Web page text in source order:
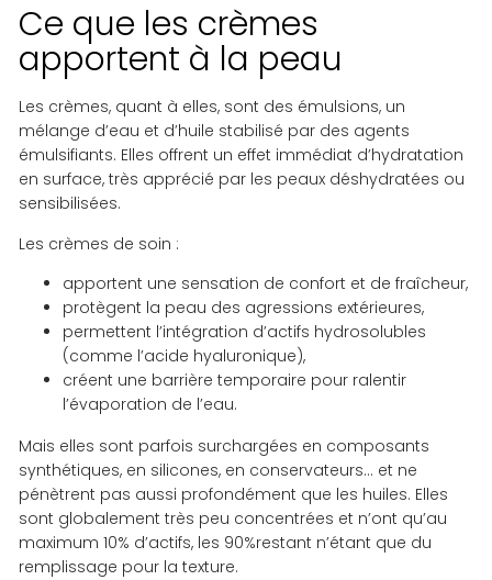
Ce que les crèmes
apportent à la peau
Les crèmes, quant à elles, sont des émulsions, un
mélange d’eau et d’huile stabilisé par des agents
émulsifiants. Elles offrent un effet immédiat d’hydratation
en surface, très apprécié par les peaux déshydratées ou
sensibilisées.
Les crèmes de soin :
apportent une sensation de confort et de fraîcheur,
protègent la peau des agressions extérieures,
permettent l’intégration d’actifs hydrosolubles
(comme l’acide hyaluronique),
créent une barrière temporaire pour ralentir
l’évaporation de l’eau.
Mais elles sont parfois surchargées en composants
synthétiques, en silicones, en conservateurs… et ne
pénètrent pas aussi profondément que les huiles. Elles
sont globalement très peu concentrées et n’ont qu’au
maximum 10% d’actifs, les 90%restant n’étant que du
remplissage pour la texture.